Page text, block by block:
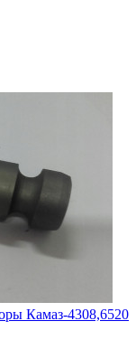
Камаз-4308,6520